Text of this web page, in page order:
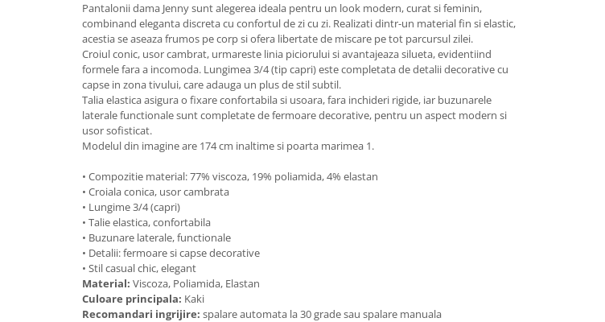
Pantalonii dama Jenny sunt alegerea ideala pentru un look modern, curat si feminin,
combinand eleganta discreta cu confortul de zi cu zi. Realizati dintr-un material fin si elastic,
acestia se aseaza frumos pe corp si ofera libertate de miscare pe tot parcursul zilei.
Croiul conic, usor cambrat, urmareste linia piciorului si avantajeaza silueta, evidentiind
formele fara a incomoda. Lungimea 3/4 (tip capri) este completata de detalii decorative cu
capse in zona tivului, care adauga un plus de stil subtil.
Talia elastica asigura o fixare confortabila si usoara, fara inchideri rigide, iar buzunarele
laterale functionale sunt completate de fermoare decorative, pentru un aspect modern si
usor sofisticat.
Modelul din imagine are 174 cm inaltime si poarta marimea 1.
• Compozitie material: 77% viscoza, 19% poliamida, 4% elastan
• Croiala conica, usor cambrata
• Lungime 3/4 (capri)
• Talie elastica, confortabila
• Buzunare laterale, functionale
• Detalii: fermoare si capse decorative
• Stil casual chic, elegant
Material: Viscoza, Poliamida, Elastan
Culoare principala: Kaki
Recomandari ingrijire: spalare automata la 30 grade sau spalare manuala